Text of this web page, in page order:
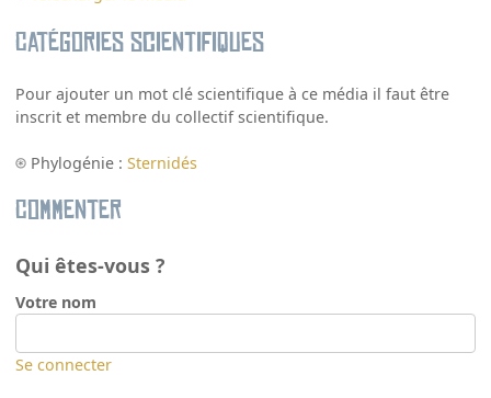
Catégories scientifiques
Pour ajouter un mot clé scientifique à ce média il faut être
inscrit et membre du collectif scientifique.
Phylogénie :Sternidés
Commenter
Qui êtes-vous ?
Votre nom
Se connecter